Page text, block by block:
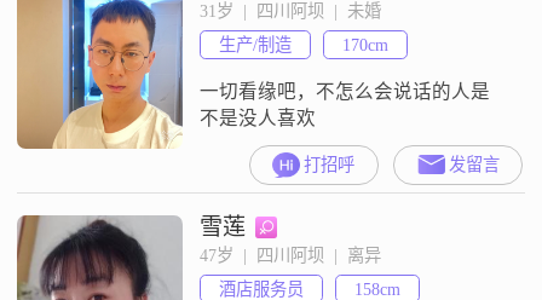
31岁  |  四川阿坝  |  未婚
生产/制造
170cm
一切看缘吧，不怎么会说话的人是
不是没人喜欢
打招呼 发留言
雪莲
47岁  |  四川阿坝  |  离异
酒店服务员
158cm